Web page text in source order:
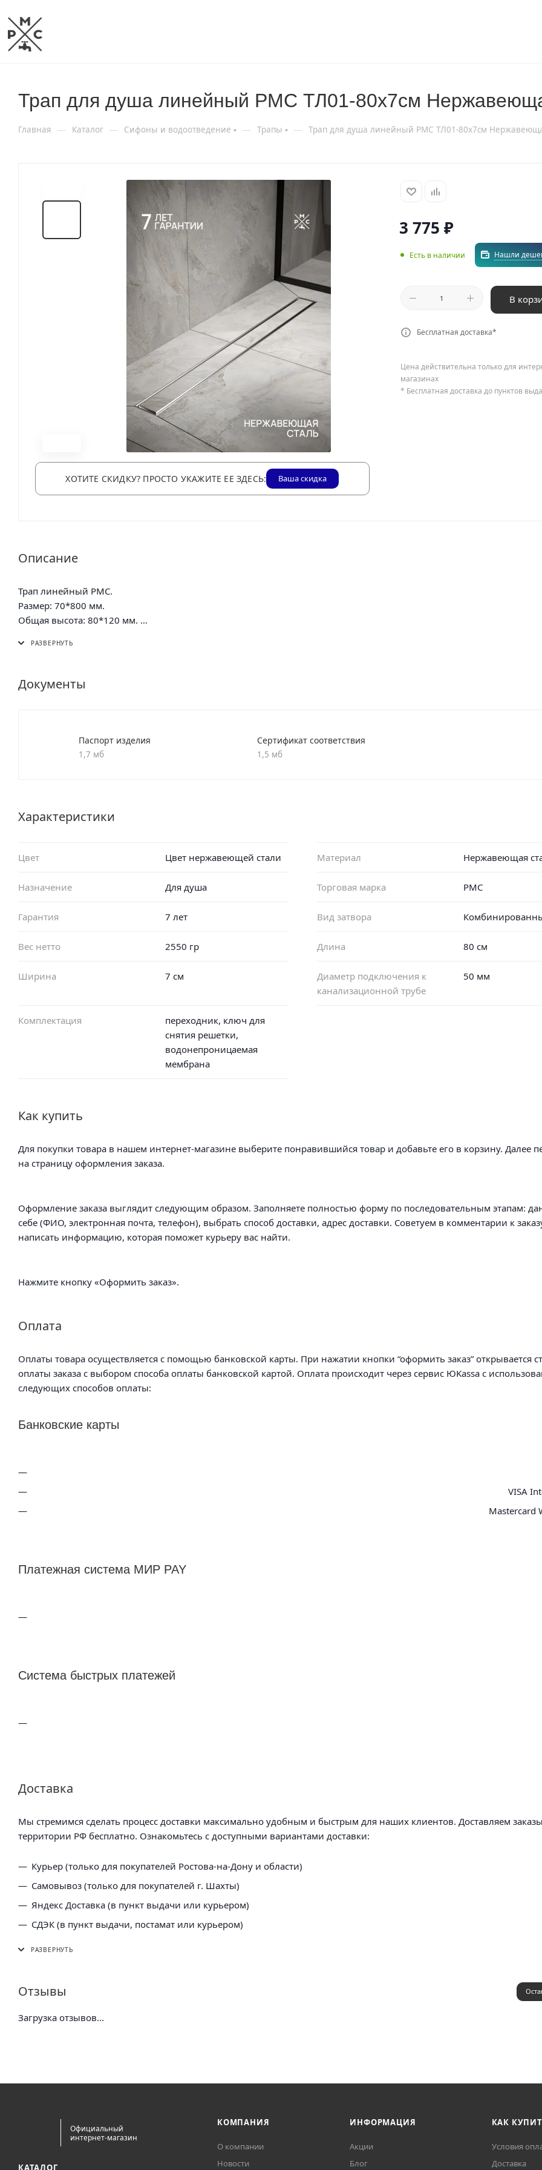
Трап для душа линейный РМС ТЛ01-80х7см
Главная — Каталог — Сифоны и водоотведение — Трапы — Трап для душа линейный РМС ТЛ01-80х7см
ХОТИТЕ СКИДКУ? ПРОСТО УКАЖИТЕ ЕЕ ЗДЕСЬ: Ваша скидка
3 775 ₽
Есть в наличии Нашли
В
Бесплатная доставка*
Цена действительна только для
магазинах
* Бесплатная доставка до пунктов
Описание
Трап линейный РМС.
Размер: 70*800 мм.
Общая высота: 80*120 мм.
Диаметр сливого отверстия: 40 мм (в комплекте переходник на 50 мм).
Материал решётки: нержавеющая сталь (304)
Документы
Паспорт изделия
1,7 мб
Сертификат соответствия
1,5 мб
Характеристики
Цвет Цвет нержавеющей стали Материал Нержавеющая
Назначение Для душа Торговая марка РМС
Гарантия 7 лет Вид затвора
Вес нетто 2550 гр Длина 80 см
Ширина 7 см
Диаметр подключения к
канализационной трубе
50 мм
Комплектация
переходник, ключ для
снятия решетки,
водонепроницаемая
мембрана
Как купить
Для покупки товара в нашем интернет-магазине выберите понравившийся товар и добавьте его в корзину. Далее
на страницу оформления заказа.
Оформление заказа выглядит следующим образом. Заполняете полностью форму по последовательным этапам:
себе (ФИО, электронная почта, телефон), выбрать способ доставки, адрес доставки. Советуем в комментарии к
написать информацию, которая поможет курьеру вас найти.
Нажмите кнопку «Оформить заказ».
Оплата
Оплаты товара осуществляется с помощью банковской карты. При нажатии кнопки “оформить заказ” открывается
оплаты заказа с выбором способа оплаты банковской картой. Оплата происходит через сервис ЮKassa с
следующих способов оплаты:
Банковские карты
VISA
Mastercard
Платежная система МИР PAY
Система быстрых платежей
Доставка
Мы стремимся сделать процесс доставки максимально удобным и быстрым для наших клиентов. Доставляем
территории РФ бесплатно. Ознакомьтесь с доступными вариантами доставки:
Курьер (только для покупателей Ростова-на-Дону и области)
Самовывоз (только для покупателей г. Шахты)
Яндекс Доставка (в пункт выдачи или курьером)
СДЭК (в пункт выдачи, постамат или курьером)
Отзывы
Загрузка отзывов...
Официальный
интернет-магазин
КАТАЛОГ
КОМПАНИЯ
О компании
Новости
ИНФОРМАЦИЯ
Акции
Блог
КАК
Условия
Доставка